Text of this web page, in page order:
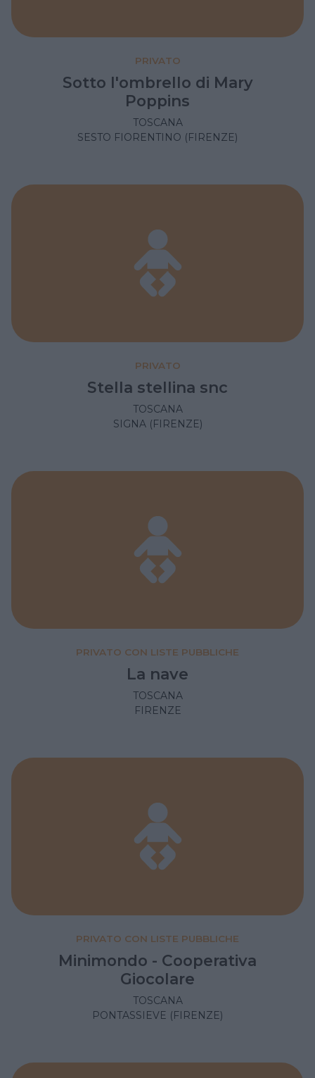
PRIVATO
Sotto l'ombrello di Mary
Poppins
TOSCANA
SESTO FIORENTINO (FIRENZE)
PRIVATO
Stella stellina snc
TOSCANA
SIGNA (FIRENZE)
PRIVATO CON LISTE PUBBLICHE
La nave
TOSCANA
FIRENZE
PRIVATO CON LISTE PUBBLICHE
Minimondo - Cooperativa
Giocolare
TOSCANA
PONTASSIEVE (FIRENZE)